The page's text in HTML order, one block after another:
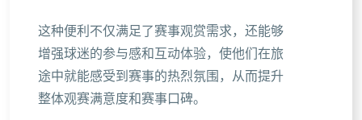
这种便利不仅满足了赛事观赏需求，还能够
增强球迷的参与感和互动体验，使他们在旅
途中就能感受到赛事的热烈氛围，从而提升
整体观赛满意度和赛事口碑。